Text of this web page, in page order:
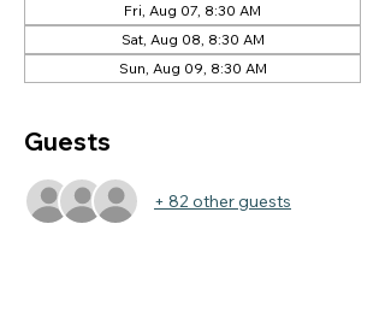
Fri, Aug 07, 8:30 AM
Sat, Aug 08, 8:30 AM
Sun, Aug 09, 8:30 AM
Guests
+ 82 other guests